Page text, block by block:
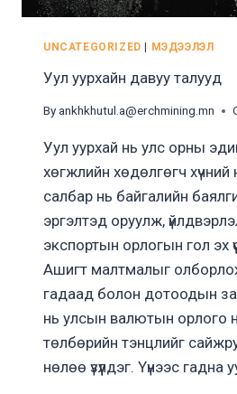
UNCATEGORIZED | МЭДЭЭЛЭЛ
Уул уурхайн давуу талууд
Byankhkhutul.a@erchmining.mn
Уул уурхай нь улс орны
хөгжлийн хөдөлгөгч
салбар нь байгалийн
эргэлтэд оруулж,
экспортын орлогын гол эх
Ашигт малтмалыг
гадаад болон дотоодын зах
нь улсын валютын орлого
төлбөрийн тэнцлийг
нөлөө үзүүлдэг. Үүнээс гадна